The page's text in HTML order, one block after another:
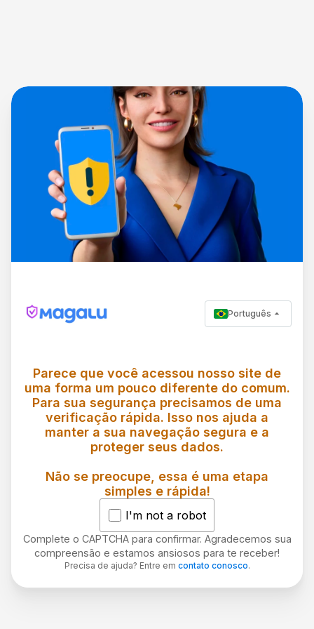
Português
Parece que você acessou nosso site de
uma forma um pouco diferente do comum.
Para sua segurança precisamos de uma
verificação rápida. Isso nos ajuda a
manter a sua navegação segura e a
proteger seus dados.
Não se preocupe, essa é uma etapa
simples e rápida!
I'm not a robot
Complete o CAPTCHA para confirmar. Agradecemos sua
compreensão e estamos ansiosos para te receber!
Precisa de ajuda? Entre em contato conosco.